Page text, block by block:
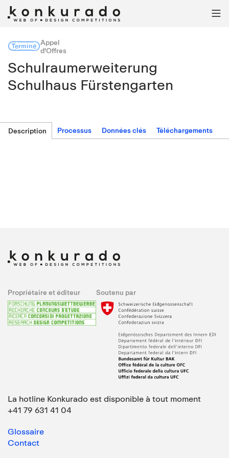

TerminéAppel
d'Offres
Schulraumerweiterung
Schulhaus Fürstengarten
Description Processus Données clés Téléchargements
Propriétaire et éditeur Soutenu par
La hotline Konkurado est disponible à tout moment
+41 79 631 41 04
Glossaire
Contact